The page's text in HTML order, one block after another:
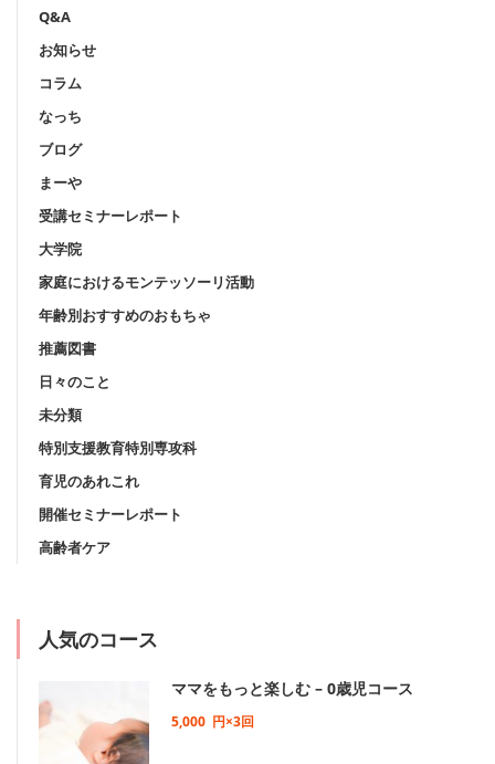
Q&A
お知らせ
コラム
なっち
ブログ
まーや
受講セミナーレポート
大学院
家庭におけるモンテッソーリ活動
年齢別おすすめのおもちゃ
推薦図書
日々のこと
未分類
特別支援教育特別専攻科
育児のあれこれ
開催セミナーレポート
高齢者ケア
人気のコース
ママをもっと楽しむ – 0歳児コース
5,000 円×3回